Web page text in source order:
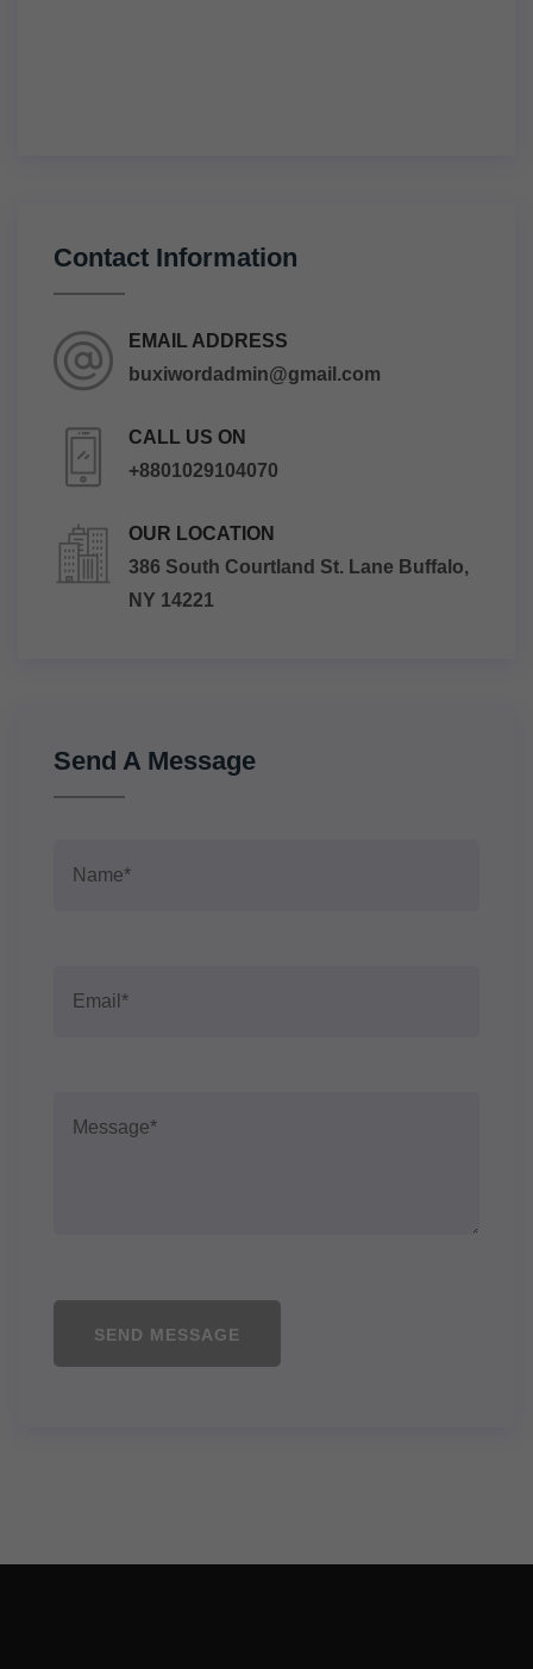
Contact Information
EMAIL ADDRESS
buxiwordadmin@gmail.com
CALL US ON
+8801029104070
OUR LOCATION
386 South Courtland St. Lane Buffalo,
NY 14221
Send A Message